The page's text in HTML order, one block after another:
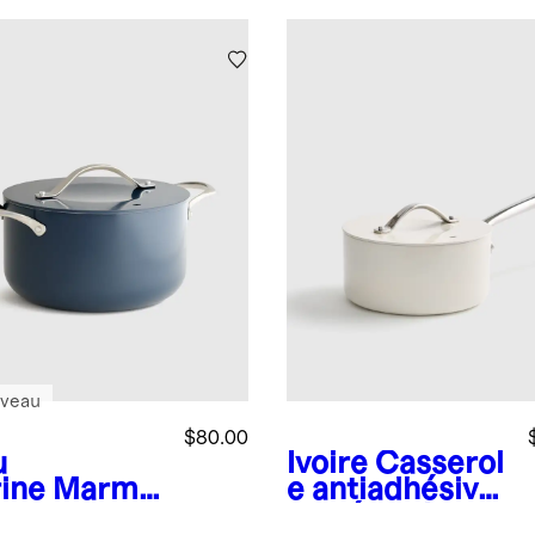
Marmit
$80.00
Ivoire Casserol
e antiadhésive